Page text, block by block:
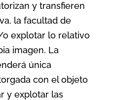
y transfieren
la facultad de
explotar lo relativo
imagen. La
única
con el objeto
y explotar las